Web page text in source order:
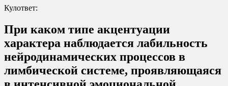
Кулответ:
При каком типе акцентуации
характера наблюдается лабильность
нейродинамических процессов в
лимбической системе, проявляющаяся